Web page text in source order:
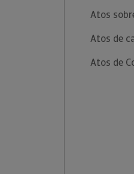
Atos
Atos de
Atos de